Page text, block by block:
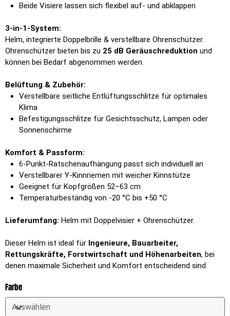
Beide Visiere lassen sich flexibel auf- und abklappen
3-in-1-System:
Helm, integrierte Doppelbrille & verstellbare Ohrenschützer.
Ohrenschützer bieten bis zu 25 dB Geräuschreduktion und
können bei Bedarf abgenommen werden.
Belüftung & Zubehör:
Verstellbare seitliche Entlüftungsschlitze für optimales
Klima
Befestigungsschlitze für Gesichtsschutz, Lampen oder
Sonnenschirme
Komfort & Passform:
6-Punkt-Ratschenaufhängung passt sich individuell an
Verstellbarer Y-Kinnriemen mit weicher Kinnstütze
Geeignet für Kopfgrößen 52–63 cm
Temperaturbeständig von -20 °C bis +50 °C
Lieferumfang: Helm mit Doppelvisier + Ohrenschützer.
Dieser Helm ist ideal für Ingenieure, Bauarbeiter,
Rettungskräfte, Forstwirtschaft und Höhenarbeiten, bei
denen maximale Sicherheit und Komfort entscheidend sind.
Farbe